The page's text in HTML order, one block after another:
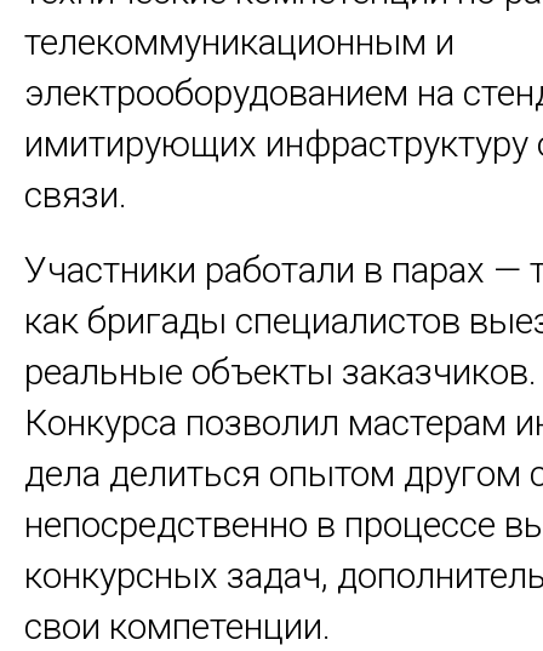
телекоммуникационным и
электрооборудованием на
имитирующих инфраструктуру
связи.
Участники работали в парах —
как бригады специалистов
реальные объекты
Конкурса позволил мастерам
дела делиться опытом другом
непосредственно в процессе
конкурсных задач,
свои компетенции.